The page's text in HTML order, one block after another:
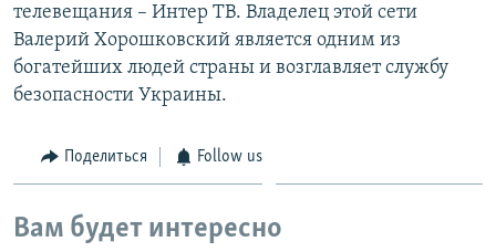
телевещания – Интер ТВ. Владелец этой сети
Валерий Хорошковский является одним из
богатейших людей страны и возглавляет службу
безопасности Украины.
Поделиться Follow us
Вам будет интересно